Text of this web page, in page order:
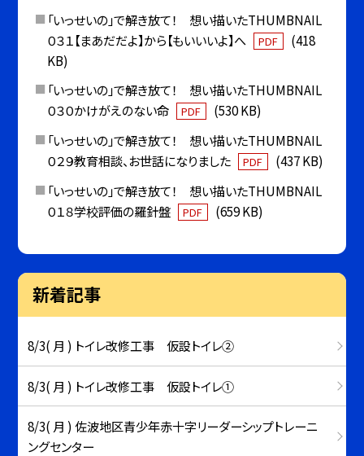
「いっせいの」で解き放て！ 想い描いたTHUMBNAIL
０３１【まあだだよ】から【もいいいよ】へ
PDF
(418
KB)
「いっせいの」で解き放て！ 想い描いたTHUMBNAIL
０３０かけがえのない命
PDF
(530 KB)
「いっせいの」で解き放て！ 想い描いたTHUMBNAIL
０２９教育相談、お世話になりました
PDF
(437 KB)
「いっせいの」で解き放て！ 想い描いたTHUMBNAIL
０１８学校評価の羅針盤
PDF (659 KB)
新着記事
8/3( 月 ) トイレ改修工事 仮設トイレ②
8/3( 月 ) トイレ改修工事 仮設トイレ①
8/3( 月 ) 佐波地区青少年赤十字リーダーシップトレーニ
ングセンター